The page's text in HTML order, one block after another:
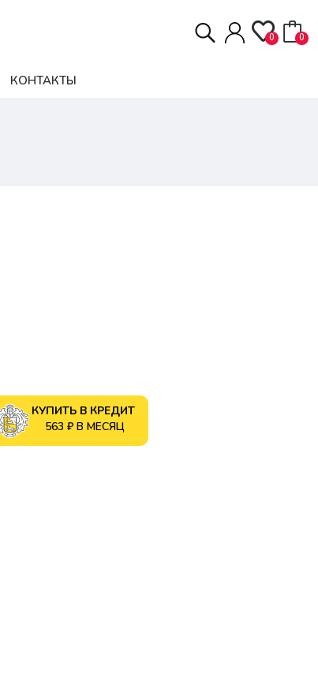
0 0
КОНТАКТЫ
КУПИТЬ В КРЕДИТ
563 ₽ В МЕСЯЦ